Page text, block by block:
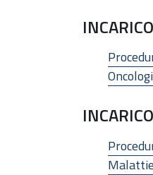
INCARICO
INCARICO